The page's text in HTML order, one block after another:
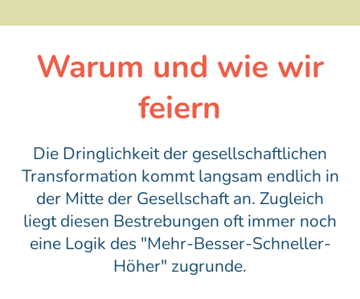
Warum und wie wir
feiern
Die Dringlichkeit der gesellschaftlichen
Transformation kommt langsam endlich in
der Mitte der Gesellschaft an. Zugleich
liegt diesen Bestrebungen oft immer noch
eine Logik des "Mehr-Besser-Schneller-
Höher" zugrunde.